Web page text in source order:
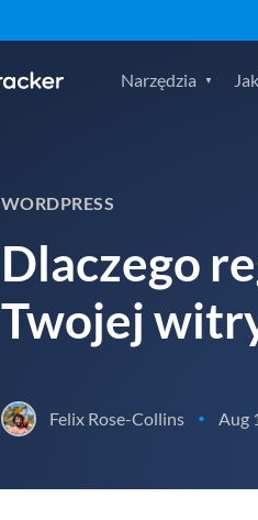
Narzędzia
WORDPRESS
Dlaczego
Twojej
Felix Rose-Collins • Aug